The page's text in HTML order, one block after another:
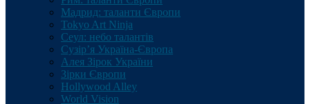
Мадрид: таланти Європи
Tokyo Art Ninja
Сеул: небо талантів
Сузір’я Україна-Європа
Алея Зірок України
Зірки Європи
Hollywood Alley
World Vision